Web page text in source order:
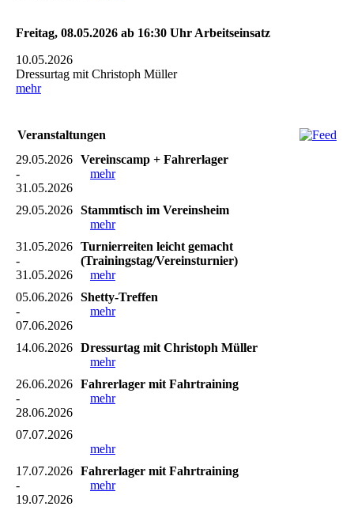
Freitag, 08.05.2026 ab 16:30 Uhr Arbeitseinsatz
10.05.2026
Dressurtag mit Christoph Müller
mehr
Veranstaltungen
29.05.2026
-
31.05.2026
Vereinscamp + Fahrerlager
mehr
29.05.2026 Stammtisch im Vereinsheim
mehr
31.05.2026
-
31.05.2026
Turnierreiten leicht gemacht
(Trainingstag/Vereinsturnier)
mehr
05.06.2026
-
07.06.2026
Shetty-Treffen
mehr
14.06.2026 Dressurtag mit Christoph Müller
mehr
26.06.2026
-
28.06.2026
Fahrerlager mit Fahrtraining
mehr
07.07.2026
mehr
17.07.2026
-
19.07.2026
Fahrerlager mit Fahrtraining
mehr